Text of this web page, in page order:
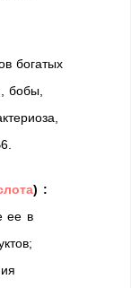
богатых
бобы,
) :
ее в